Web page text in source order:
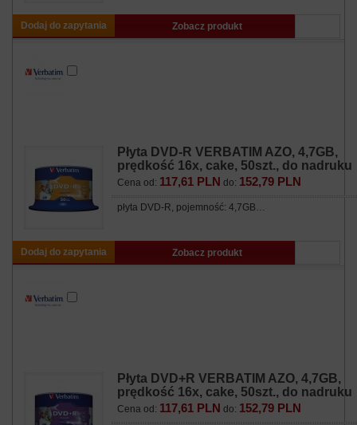
Dodaj do zapytania Zobacz produkt
Płyta DVD-R VERBATIM AZO, 4,7GB,
prędkość 16x, cake, 50szt., do nadruku
Cena od: 117,61 PLN do: 152,79 PLN
płyta DVD-R, pojemność: 4,7GB…
Dodaj do zapytania Zobacz produkt
Płyta DVD+R VERBATIM AZO, 4,7GB,
prędkość 16x, cake, 50szt., do nadruku
Cena od: 117,61 PLN do: 152,79 PLN